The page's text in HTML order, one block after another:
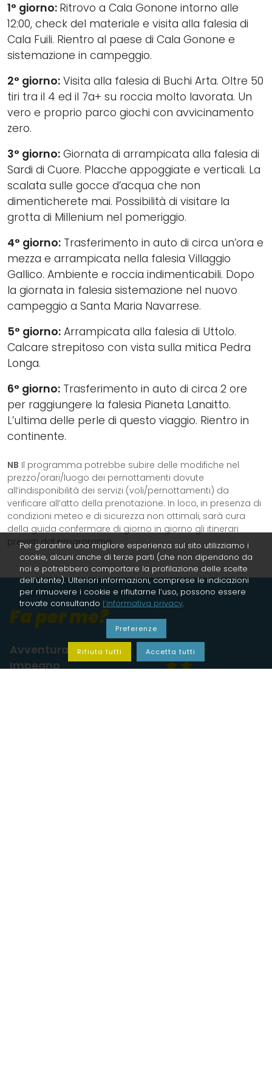
1° giorno: Ritrovo a Cala Gonone intorno alle
12:00, check del materiale e visita alla falesia di
Cala Fuili. Rientro al paese di Cala Gonone e
sistemazione in campeggio.
2° giorno: Visita alla falesia di Buchi Arta. Oltre 50
tiri tra il 4 ed il 7a+ su roccia molto lavorata. Un
vero e proprio parco giochi con avvicinamento
zero.
3° giorno: Giornata di arrampicata alla falesia di
Sardi di Cuore. Placche appoggiate e verticali. La
scalata sulle gocce d’acqua che non
dimenticherete mai. Possibilità di visitare la
grotta di Millenium nel pomeriggio.
4° giorno: Trasferimento in auto di circa un’ora e
mezza e arrampicata nella falesia Villaggio
Gallico. Ambiente e roccia indimenticabili. Dopo
la giornata in falesia sistemazione nel nuovo
campeggio a Santa Maria Navarrese.
5° giorno: Arrampicata alla falesia di Uttolo.
Calcare strepitoso con vista sulla mitica Pedra
Longa.
6° giorno: Trasferimento in auto di circa 2 ore
per raggiungere la falesia Pianeta Lanaitto.
L’ultima delle perle di questo viaggio. Rientro in
continente.
NB Il programma potrebbe subire delle modifiche nel
prezzo/orari/luogo dei pernottamenti dovute
all’indisponibilità dei servizi (voli/pernottamenti) da
verificare all’atto della prenotazione. In loco, in presenza di
condizioni meteo e di sicurezza non ottimali, sarà cura
della guida confermare di giorno in giorno gli itinerari
previsti dal programma.
Fa per me?
Avventura
Impegno
Per garantire una migliore esperienza sul sito utilizziamo i
cookie, alcuni anche di terze parti (che non dipendono da
noi e potrebbero comportare la profilazione delle scelte
dell’utente). Ulteriori informazioni, comprese le indicazioni
per rimuovere i cookie e rifiutarne l’uso, possono essere
trovate consultando l’informativa privacy.
Preferenze
Rifiuta tutti Accetta tutti